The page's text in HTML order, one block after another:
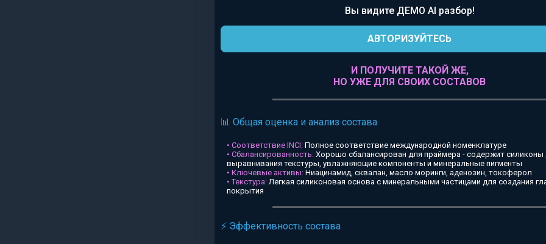
Вы видите ДЕМО AI разбор!
АВТОРИЗУЙТЕСЬ
И ПОЛУЧИТЕ ТАКОЙ ЖЕ,
НО УЖЕ ДЛЯ СВОИХ СОСТАВОВ
📊 Общая оценка и анализ состава
• Соответствие INCI: Полное соответствие международной номенклатуре
• Сбалансированность: Хорошо сбалансирован для праймера - содержит силиконы
выравнивания текстуры, увлажняющие компоненты и минеральные пигменты
• Ключевые активы: Ниацинамид, сквалан, масло моринги, аденозин, токоферол
• Текстура:Легкая силиконовая основа с минеральными частицами для создания
покрытия
⚡ Эффективность состава